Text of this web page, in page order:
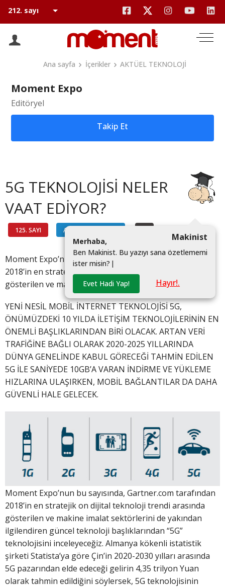
Ana sayfa İçerikler AKTÜEL TEKNOLOJİ
Moment Expo
Editöryel
Takip Et
5G TEKNOLOJİSİ NELER
VAAT EDİYOR?
125. SAYI AKTÜEL TEKNOLOJİ
Makinist
Merhaba,
Ben Makinist. Bu yazıyı sana özetlememi
ister misin? |
Evet Hadi Yap! Hayır!.
Moment Expo’nun bu sayısında, Gartner.com tarafından
2018’in en stratejik on dijital teknoloji trendi arasında
gösterilen ve makine imalat sektörlerini de yakından...
YENİ NESİL MOBİL İNTERNET TEKNOLOJİSİ 5G,
ÖNÜMÜZDEKİ 10 YILDA İLETİŞİM TEKNOLOJİLERİNİN EN
ÖNEMLİ BAŞLIKLARINDAN BİRİ OLACAK. ARTAN VERİ
TRAFİĞİNE BAĞLI OLARAK 2020-2025 YILLARINDA
DÜNYA GENELİNDE KABUL GÖRECEĞİ TAHMİN EDİLEN
5G İLE SANİYEDE 10GB’A VARAN İNDİRME VE YÜKLEME
HIZLARINA ULAŞIRKEN, MOBİL BAĞLANTILAR DA DAHA
GÜVENLİ HALE GELECEK.
Moment Expo’nun bu sayısında, Gartner.com tarafından
2018’in en stratejik on dijital teknoloji trendi arasında
gösterilen ve makine imalat sektörlerini de yakından
ilgilendiren güncel teknoloji başlıklarından “5G”
teknolojisini inceleyeceğiz. Almanya kökenli istatistik
şirketi Statista’ya göre Çin’in 2020-2030 yılları arasında
5G pazarından elde edeceği gelirin 4,35 trilyon Yuan
olarak tahmin edildiğini söylersek, 5G teknolojisinin